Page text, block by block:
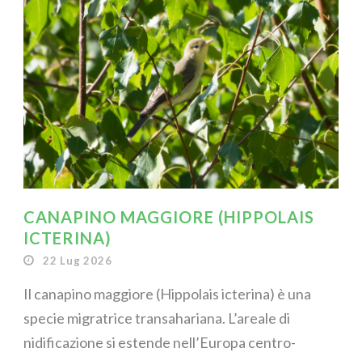
CANAPINO MAGGIORE (HIPPOLAIS
ICTERINA)
22 Lug 2026
Il canapino maggiore (Hippolais icterina) è una
specie migratrice transahariana. L’areale di
nidificazione si estende nell’Europa centro-